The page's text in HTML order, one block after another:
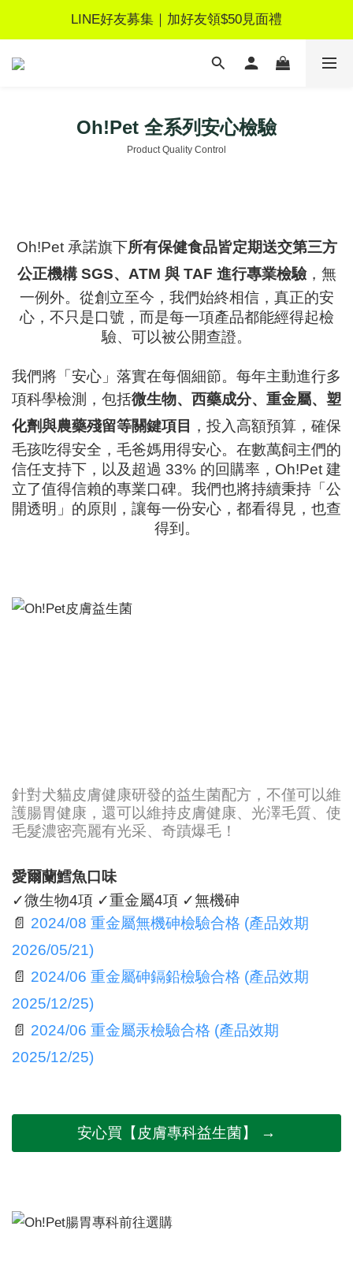
新品上市！排毛粉早鳥價$380元！
LINE好友募集｜加好友領$50見面禮
新品上市！排毛粉早鳥價$380元！
Oh!Pet 全系列安心檢驗
Product Quality Control
Oh!Pet 承諾旗下所有保健食品皆定期送交第三方
公正機構 SGS、ATM 與 TAF 進行專業檢驗，無
一例外。從創立至今，我們始終相信，真正的安
心，不只是口號，而是每一項產品都能經得起檢
驗、可以被公開查證。
我們將「安心」落實在每個細節。每年主動進行多
項科學檢測，包括微生物、西藥成分、重金屬、塑
化劑與農藥殘留等關鍵項目
，投入高額預算，確保
毛孩吃得安全，毛爸媽用得安心。在數萬飼主們的
信任支持下，以及超過 33% 的回購率，Oh!Pet 建
立了值得信賴的專業口碑。我們也將持續秉持「公
開透明」的原則，讓每一份安心，都看得見，也查
得到。
針對犬貓皮膚健康研發的益生菌配方，不僅可以維
護腸胃健康，還可以維持皮膚健康、光澤毛質、使
毛髮濃密亮麗有光采、奇蹟爆毛！
愛爾蘭鱈魚口味
✓微生物4項 ✓重金屬4項 ✓無機砷
📄 2024/08 重金屬無機砷檢驗合格 (產品效期
2026/05/21)
📄 2024/06 重金屬砷鎘鉛檢驗合格 (產品效期
2025/12/25)
📄 2024/06 重金屬汞檢驗合格 (產品效期
2025/12/25)
安心買【皮膚專科益生菌】 →